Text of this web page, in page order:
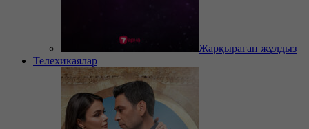
Жарқыраған жұлдыз
Телехикаялар